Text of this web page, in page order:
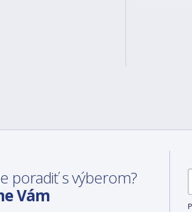
poradiť s výberom?
Vám